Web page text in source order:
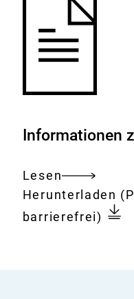
Informationen
Lesen
Gesamtes
Dokument
Download:
Herunterladen
barrierefrei)